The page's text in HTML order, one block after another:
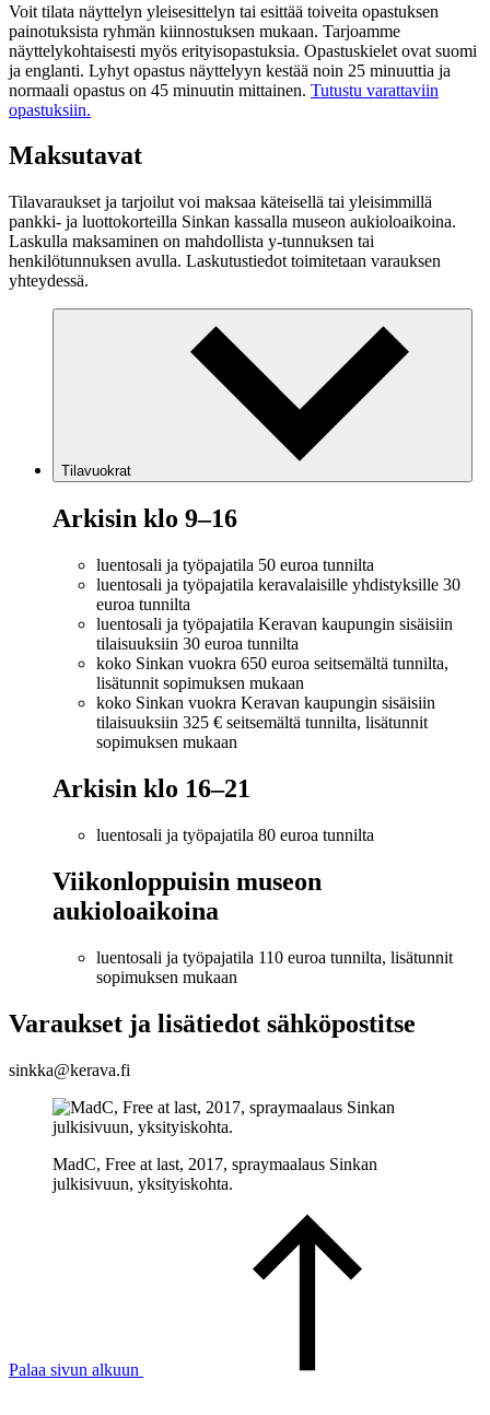
Voit tilata näyttelyn yleisesittelyn tai esittää toiveita opastuksen
painotuksista ryhmän kiinnostuksen mukaan. Tarjoamme
näyttelykohtaisesti myös erityisopastuksia. Opastuskielet ovat suomi
ja englanti. Lyhyt opastus näyttelyyn kestää noin 25 minuuttia ja
normaali opastus on 45 minuutin mittainen. Tutustu varattaviin
opastuksiin.
Maksutavat
Tilavaraukset ja tarjoilut voi maksaa käteisellä tai yleisimmillä
pankki- ja luottokorteilla Sinkan kassalla museon aukioloaikoina.
Laskulla maksaminen on mahdollista y-tunnuksen tai
henkilötunnuksen avulla. Laskutustiedot toimitetaan varauksen
yhteydessä.
Tilavuokrat
Arkisin klo 9–16
luentosali ja työpajatila 50 euroa tunnilta
luentosali ja työpajatila keravalaisille yhdistyksille 30
euroa tunnilta
luentosali ja työpajatila Keravan kaupungin sisäisiin
tilaisuuksiin 30 euroa tunnilta
koko Sinkan vuokra 650 euroa seitsemältä tunnilta,
lisätunnit sopimuksen mukaan
koko Sinkan vuokra Keravan kaupungin sisäisiin
tilaisuuksiin 325 € seitsemältä tunnilta, lisätunnit
sopimuksen mukaan
Arkisin klo 16–21
luentosali ja työpajatila 80 euroa tunnilta
Viikonloppuisin museon
aukioloaikoina
luentosali ja työpajatila 110 euroa tunnilta, lisätunnit
sopimuksen mukaan
Varaukset ja lisätiedot sähköpostitse
sinkka@kerava.fi
MadC, Free at last, 2017, spraymaalaus Sinkan
julkisivuun, yksityiskohta.
Palaa sivun alkuun